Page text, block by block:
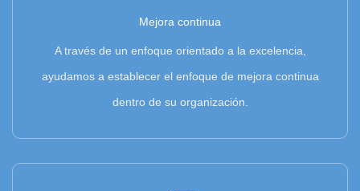
Mejora continua
A través de un enfoque orientado a la excelencia,
ayudamos a establecer el enfoque de mejora continua
dentro de su organización.